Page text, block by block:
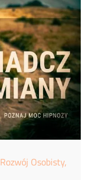
Rozwój Osobisty,